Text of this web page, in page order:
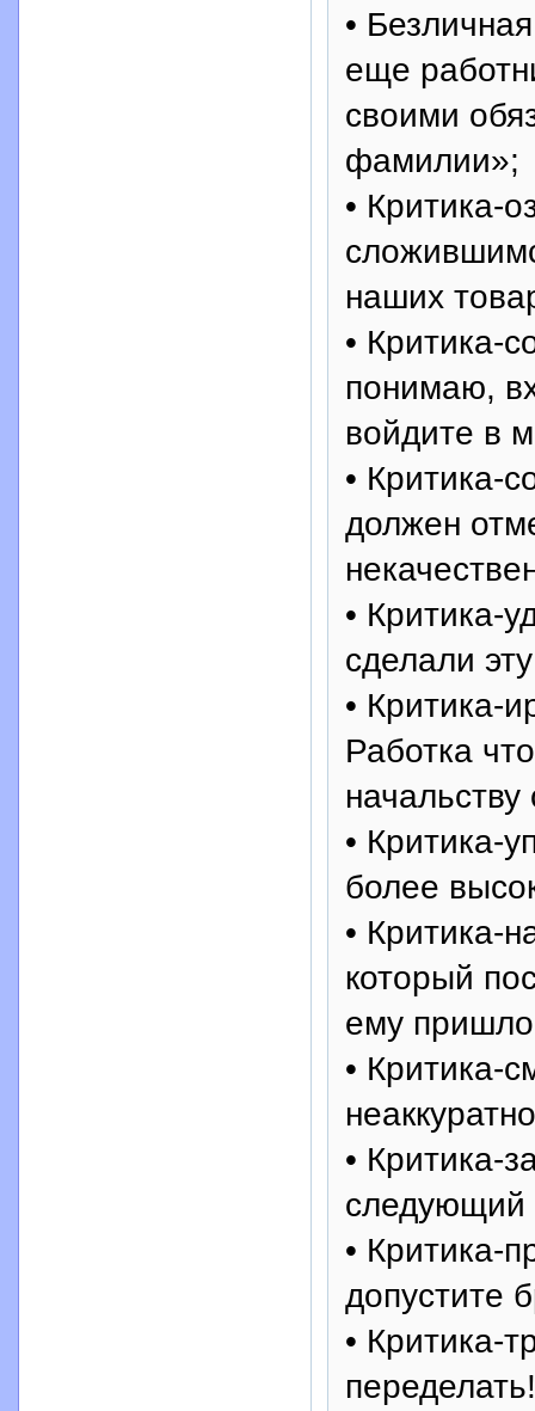
•
еще
своими
фамилии»;
• Критика-
наших
• Критика-
понимаю,
войдите в
• Критика-
должен
• Критика-
сделали
• Критика-
Работка
• Критика-
более
• Критика-
который
ему
• Критика-
• Критика-
следующий
• Критика-
допустите
• Критика-